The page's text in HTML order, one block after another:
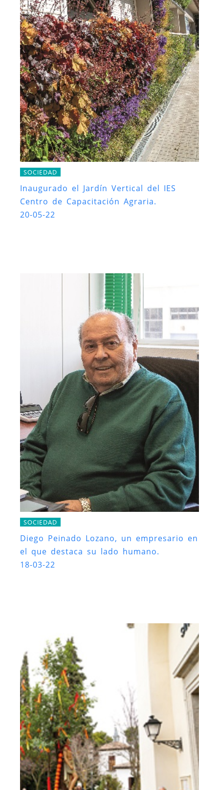
SOCIEDAD
Inaugurado el Jardín Vertical del IES
Centro de Capacitación Agraria.
20-05-22
SOCIEDAD
Diego Peinado Lozano, un empresario en
el que destaca su lado humano.
18-03-22